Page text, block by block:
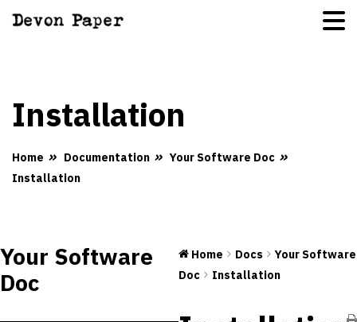
Installation
Home Documentation
Your Software Doc
Installation
Your Software
Doc
Home Docs
Your Software
Doc
Installation